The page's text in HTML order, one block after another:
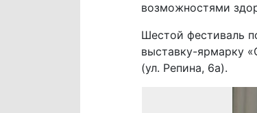
возможностями
Шестой фестиваль
выставку-ярмарку
(ул. Репина, 6а).